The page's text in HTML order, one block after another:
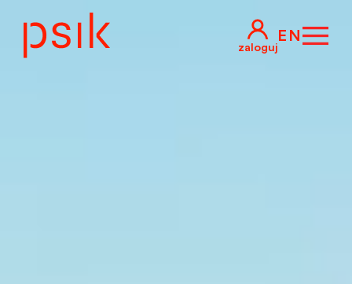
Skip to main content zaloguj
EN